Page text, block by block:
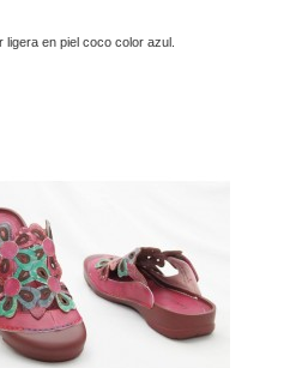
ligera en piel coco color azul.